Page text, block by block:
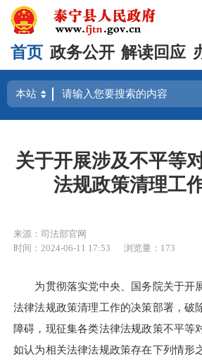
首页 政务公开 解读回应
关于开展涉及不平等
法规政策清理工
来源：司法部官网
时间：2024-06-11 17:53
浏览量：173
为贯彻落实党中央、国务院关于开
法律法规政策清理工作的决策部署，破
障碍，现征集各类法律法规政策不平等
如认为相关法律法规政策存在下列情形